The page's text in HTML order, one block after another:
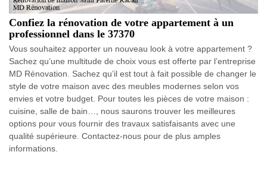
Confiez la rénovation de votre appartement à un
professionnel dans le 37370
Vous souhaitez apporter un nouveau look à votre appartement ?
Sachez qu’une multitude de choix vous est offerte par l’entreprise
MD Rénovation. Sachez qu’il est tout à fait possible de changer le
style de votre maison avec des meubles modernes selon vos
envies et votre budget. Pour toutes les pièces de votre maison :
cuisine, salle de bain…, nous saurons trouver les meilleures
options pour vous fournir des travaux satisfaisants avec une
qualité supérieure. Contactez-nous pour de plus amples
informations.